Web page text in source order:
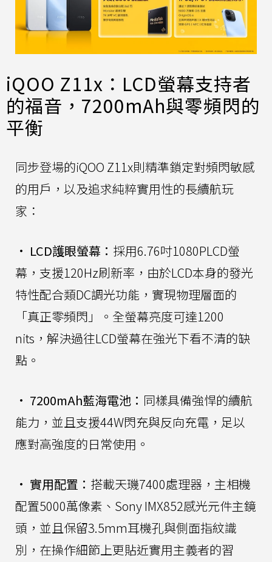
iQOO Z11x：LCD螢幕支持者
的福音，7200mAh與零頻閃的
平衡
同步登場的iQOO Z11x則精準鎖定對頻閃敏感
的用戶，以及追求純粹實用性的長續航玩
家：
• LCD護眼螢幕： 採用6.76吋1080PLCD螢
幕，支援120Hz刷新率，由於LCD本身的發光
特性配合類DC調光功能，實現物理層面的
「真正零頻閃」。全螢幕亮度可達1200
nits，解決過往LCD螢幕在強光下看不清的缺
點。
• 7200mAh藍海電池： 同樣具備強悍的續航
能力，並且支援44W閃充與反向充電，足以
應對高強度的日常使用。
• 實用配置： 搭載天璣7400處理器，主相機
配置5000萬像素、Sony IMX852感光元件主鏡
頭，並且保留3.5mm耳機孔與側面指紋識
別，在操作細節上更貼近實用主義者的習